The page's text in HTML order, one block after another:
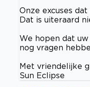
Onze excuses
Dat is uiteraard
We hopen dat
nog vragen
Met vriendelijke
Sun Eclipse